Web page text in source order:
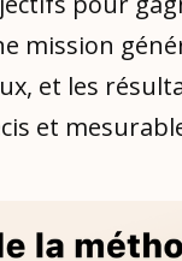
mission
et les
et